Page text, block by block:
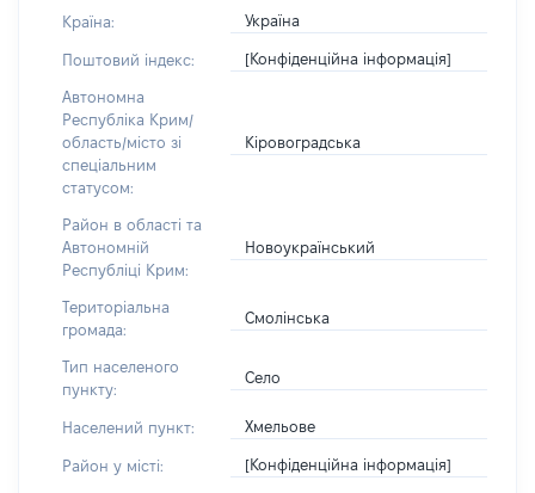
Країна: Україна
Поштовий індекс: [Конфіденційна інформація]
Автономна
Республіка Крим/
область/місто зі
спеціальним
статусом:
Кіровоградська
Район в області та
Автономній
Республіці Крим:
Новоукраїнський
Територіальна
громада:
Смолінська
Тип населеного
пункту:
Село
Населений пункт: Хмельове
Район у місті: [Конфіденційна інформація]